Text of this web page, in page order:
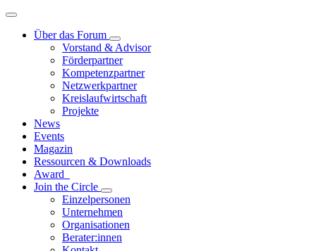
Über das Forum
Vorstand & Advisor
Förderpartner
Kompetenzpartner
Netzwerkpartner
Kreislaufwirtschaft
Projekte
News
Events
Magazin
Ressourcen & Downloads
Award
Join the Circle
Einzelpersonen
Unternehmen
Organisationen
Berater:innen